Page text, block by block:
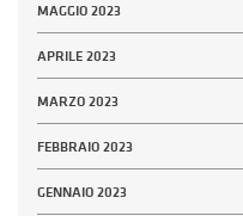
MAGGIO 2023
APRILE 2023
MARZO 2023
FEBBRAIO 2023
GENNAIO 2023